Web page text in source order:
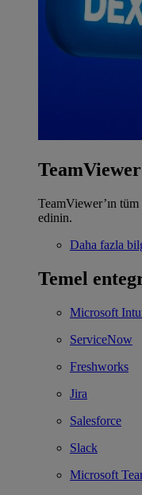
TeamViewer’ın
edinin.
Daha fazla
Temel
Microsoft
ServiceNow
Freshworks
Jira
Salesforce
Slack
Microsoft